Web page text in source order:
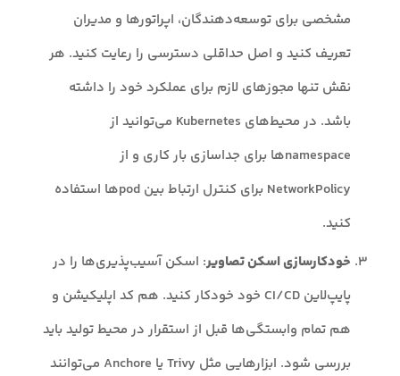
مشخصی برای توسعه‌دهندگان، اپراتورها و مدیران
تعریف کنید و اصل حداقلی دسترسی را رعایت کنید. هر
نقش تنها مجوزهای لازم برای عملکرد خود را داشته
باشد. در محیط‌های Kubernetes می‌توانید از
namespaceها برای جداسازی بار کاری و از
NetworkPolicy برای کنترل ارتباط بین podها استفاده
کنید.
خودکارسازی اسکن تصاویر: اسکن آسیب‌پذیری‌ها را در
پایپ‌لاین CI/CD خود خودکار کنید. هم کد اپلیکیشن و
هم تمام وابستگی‌ها قبل از استقرار در محیط تولید باید
بررسی شود. ابزارهایی مثل Trivy یا Anchore می‌توانند